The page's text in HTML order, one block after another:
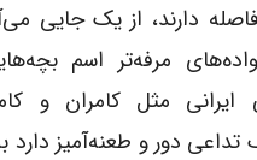
دارند، از یک جایی
مرفه‌تر اسم
مثل کامران و
دور و طعنه‌آمیز دارد